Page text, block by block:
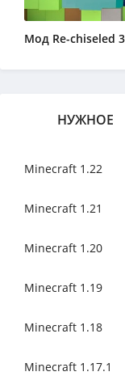
Мод Re-chiseled
НУЖНОЕ
Minecraft 1.22
Minecraft 1.21
Minecraft 1.20
Minecraft 1.19
Minecraft 1.18
Minecraft 1.17.1